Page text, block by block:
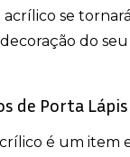
se
do
de Porta
é um item